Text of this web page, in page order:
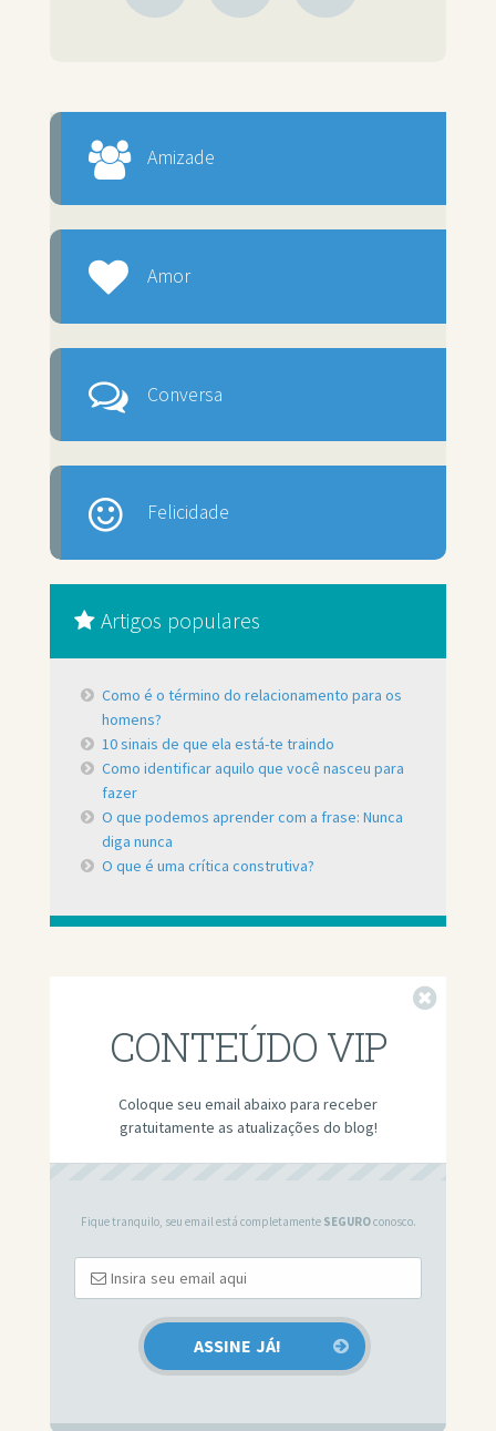
Amizade
Amor
Conversa
Felicidade
Artigos populares
Como é o término do relacionamento para os
homens?
10 sinais de que ela está-te traindo
Como identificar aquilo que você nasceu para
fazer
O que podemos aprender com a frase: Nunca
diga nunca
O que é uma crítica construtiva?
CONTEÚDO VIP
Coloque seu email abaixo para receber
gratuitamente as atualizações do blog!
Fique tranquilo, seu email está completamente SEGUROconosco.